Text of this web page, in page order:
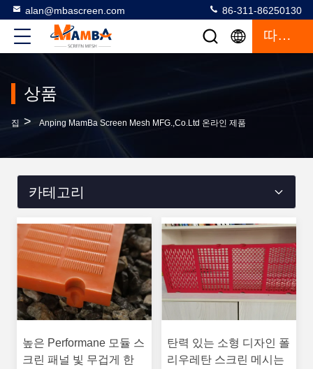
alan@mbascreen.com 86-311-86250130
따옴표
상품
집 > Anping MamBa Screen Mesh MFG.,Co.Ltd 온라인 제품
카테고리
높은 Performane 모듈 스
크린 패널 빛 무겁게 한
탄력 있는 소형 디자인 폴
리우레탄 스크린 메시는